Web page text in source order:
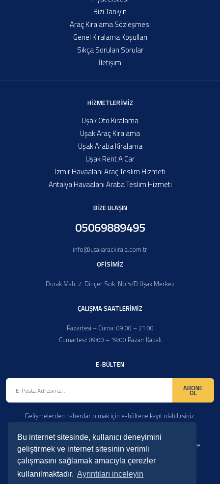
Bu internet sitesinde, kullanıcı deneyimini
geliştirmek ve internet sitesinin verimli
çalışmasını sağlamak amacıyla çerezler
kullanılmaktadır. Ayrıntıları inceleyin
Bizi Tanıyın
Araç Kiralama Sözleşmesi
Genel Kiralama Koşulları
Sıkça Sorulan Sorular
İletişim
HIZMETLERIMIZ
Uşak Oto Kiralama
Uşak Araç Kiralama
Uşak Araba Kiralama
Uşak Rent A Car
İzmir Havaalanı Araç Teslim Hizmeti
Antalya Havaalanı Araba Teslim Hizmeti
BİZE ULAŞIN
05069889495
info@usakarackirala.com.tr
OFİSİMİZ
Durak Mah. 2. Dinçer Sok. No:5/D Uşak Merkez
ÇALIŞMA SAATLERİMİZ
Pazartesi – Cuma: 09:00 – 21:00
Cumartesi: 09:00 – 19:00 Pazar: Kapalı
E-BÜLTEN
ABONE
OL
Gelişmelerden haberdar olmak için e-bültene kayıt olabilirsiniz.
Copyright © 2026. Her Hakkı Saklıdır. kopyalanması, çoğaltılması ve
dağıtılması halinde yasal haklarımız işletilecektir.